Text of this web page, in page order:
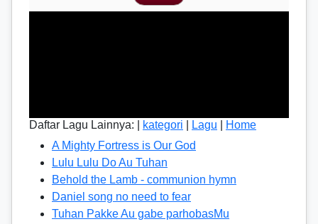
Daftar Lagu Lainnya: | kategori Lagu
Home
A Mighty Fortress is Our God
Lulu Lulu Do Au Tuhan
Behold the Lamb - communion hymn
Daniel song no need to fear
Tuhan Pakke Au gabe parhobasMu